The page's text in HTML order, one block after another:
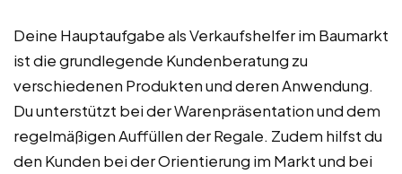
Deine Hauptaufgabe als Verkaufshelfer im Baumarkt
ist die grundlegende Kundenberatung zu
verschiedenen Produkten und deren Anwendung.
Du unterstützt bei der Warenpräsentation und dem
regelmäßigen Auffüllen der Regale. Zudem hilfst du
den Kunden bei der Orientierung im Markt und bei